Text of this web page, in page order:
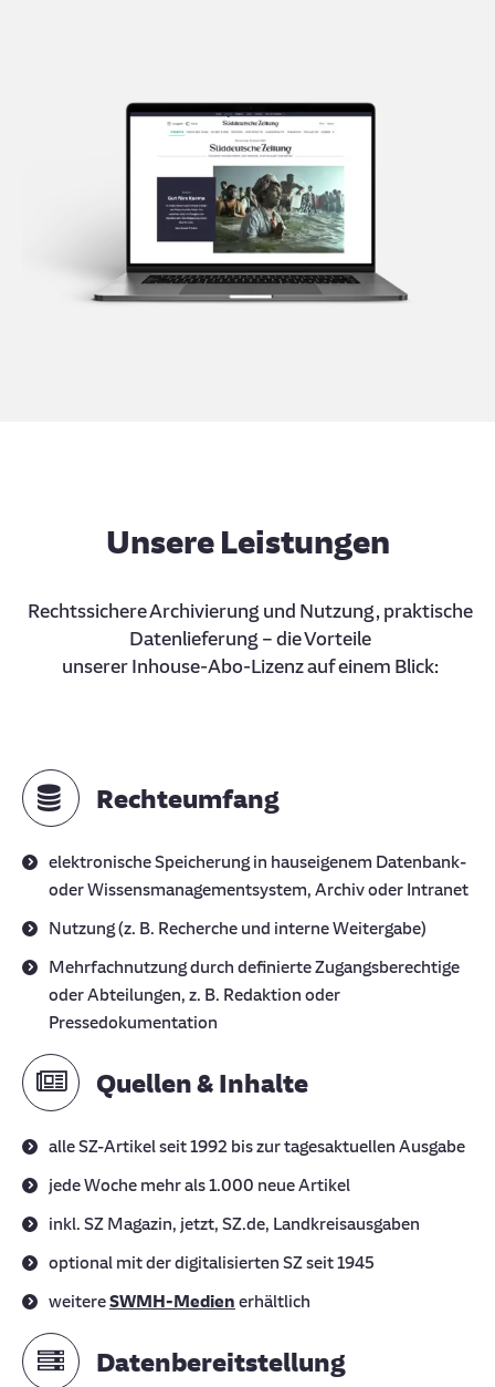
Unsere Leistungen
Rechtssichere Archivierung und Nutzung, praktische
Datenlieferung – die Vorteile
unserer Inhouse-Abo-Lizenz auf einem Blick:
Rechteumfang
elektronische Speicherung in hauseigenem Datenbank-
oder Wissensmanagementsystem, Archiv oder Intranet
Nutzung (z. B. Recherche und interne Weitergabe)
Mehrfachnutzung durch definierte Zugangsberechtige
oder Abteilungen, z. B. Redaktion oder
Pressedokumentation
Quellen & Inhalte
alle SZ-Artikel seit 1992 bis zur tagesaktuellen Ausgabe
jede Woche mehr als 1.000 neue Artikel
inkl. SZ Magazin, jetzt, SZ.de, Landkreisausgaben
optional mit der digitalisierten SZ seit 1945
weitereSWMH-Medien erhältlich
Datenbereitstellung